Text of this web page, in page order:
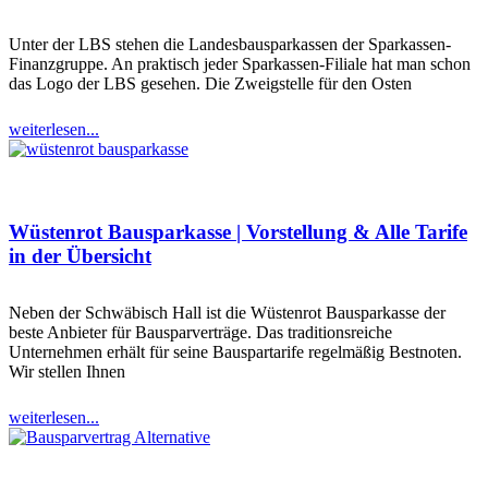
Unter der LBS stehen die Landesbausparkassen der Sparkassen-
Finanzgruppe. An praktisch jeder Sparkassen-Filiale hat man schon
das Logo der LBS gesehen. Die Zweigstelle für den Osten
weiterlesen...
Wüstenrot Bausparkasse | Vorstellung & Alle Tarife
in der Übersicht
Neben der Schwäbisch Hall ist die Wüstenrot Bausparkasse der
beste Anbieter für Bausparverträge. Das traditionsreiche
Unternehmen erhält für seine Bauspartarife regelmäßig Bestnoten.
Wir stellen Ihnen
weiterlesen...